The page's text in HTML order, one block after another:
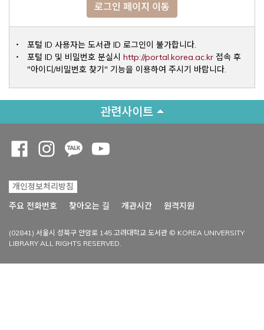
로그인 페이지 이동
포털 ID 사용자는 도서관 ID 로그인이 불가합니다.
포털 ID 및 비밀번호 분실시 http://portal.korea.ac.krOpens a
접속 후
"아이디/비밀번호 찾기" 기능을 이용하여 주시기 바랍니다.
관련사이트
개인정보처리방침
주요 전화번호
찾아오는 길 개관시간 원격지원
(02841) 서울시 성북구 안암로 145 고려대학교 도서관 © KOREA UNIVERSITY
LIBRARY ALL RIGHTS RESERVED.
Opens a new window
Opens a new window
Opens a new window